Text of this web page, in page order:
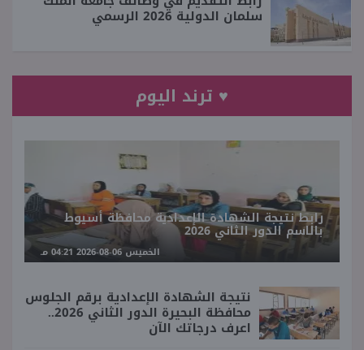
سلمان الدولية 2026 الرسمي
♥ ترند اليوم
رابط نتيجة الشهادة الإعدادية محافظة أسيوط
بالاسم الدور الثاني 2026
الخميس 06-08-2026 04:21 مـ
نتيجة الشهادة الإعدادية برقم الجلوس
محافظة البحيرة الدور الثاني 2026..
اعرف درجاتك الآن